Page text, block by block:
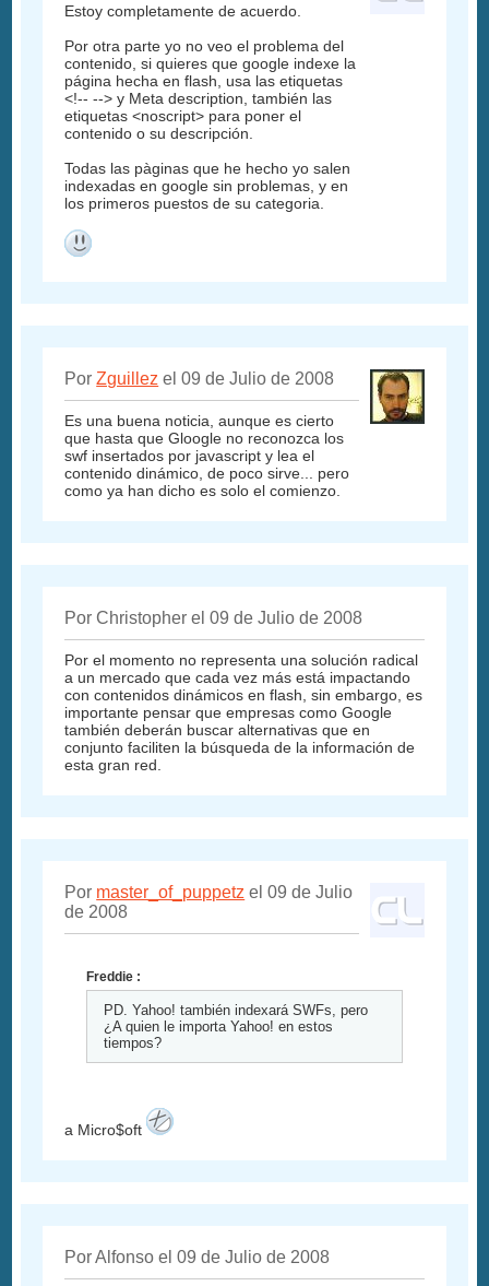
Estoy completamente de acuerdo.
Por otra parte yo no veo el problema del
contenido, si quieres que google indexe la
página hecha en flash, usa las etiquetas
<!-- --> y Meta description, también las
etiquetas <noscript> para poner el
contenido o su descripción.
Todas las pàginas que he hecho yo salen
indexadas en google sin problemas, y en
los primeros puestos de su categoria.
PorZguillez el 09 de Julio de 2008
Es una buena noticia, aunque es cierto
que hasta que Gloogle no reconozca los
swf insertados por javascript y lea el
contenido dinámico, de poco sirve... pero
como ya han dicho es solo el comienzo.
Por Christopher el 09 de Julio de 2008
Por el momento no representa una solución radical
a un mercado que cada vez más está impactando
con contenidos dinámicos en flash, sin embargo, es
importante pensar que empresas como Google
también deberán buscar alternativas que en
conjunto faciliten la búsqueda de la información de
esta gran red.
Por master_of_puppetz el 09 de Julio
de 2008
Freddie :
PD. Yahoo! también indexará SWFs, pero
¿A quien le importa Yahoo! en estos
tiempos?
a Micro$oft
Por Alfonso el 09 de Julio de 2008